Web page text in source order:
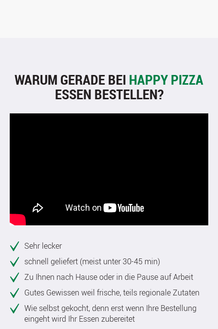
WARUM GERADE BEI HAPPY PIZZA
ESSEN BESTELLEN?
Sehr lecker
schnell geliefert (meist unter 30-45 min)
Zu Ihnen nach Hause oder in die Pause auf Arbeit
Gutes Gewissen weil frische, teils regionale Zutaten
Wie selbst gekocht, denn erst wenn Ihre Bestellung
eingeht wird Ihr Essen zubereitet